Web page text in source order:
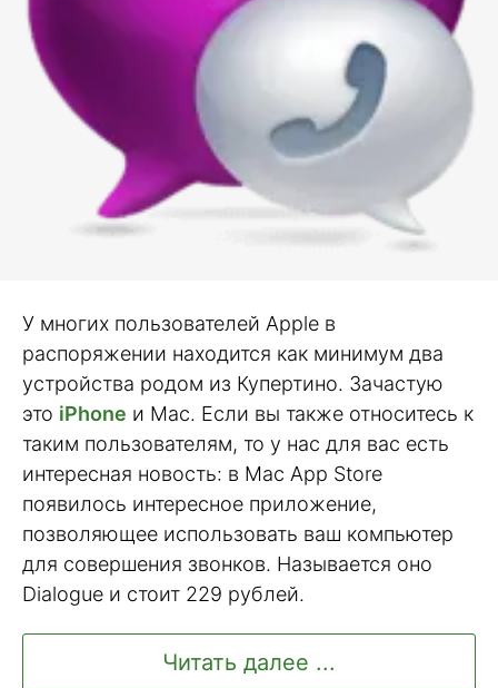
У многих пользователей Apple в
распоряжении находится как минимум два
устройства родом из Купертино. Зачастую
это iPhone и Mac. Если вы также относитесь к
таким пользователям, то у нас для вас есть
интересная новость: в Mac App Store
появилось интересное приложение,
позволяющее использовать ваш компьютер
для совершения звонков. Называется оно
Dialogue и стоит 229 рублей.
Читать далее ...